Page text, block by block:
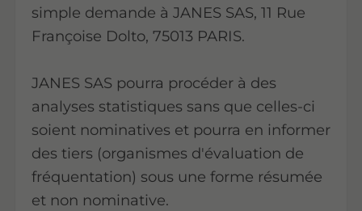
simple demande à JANES SAS, 11 Rue
Françoise Dolto, 75013 PARIS.
JANES SAS pourra procéder à des
analyses statistiques sans que celles-ci
soient nominatives et pourra en informer
des tiers (organismes d'évaluation de
fréquentation) sous une forme résumée
et non nominative.